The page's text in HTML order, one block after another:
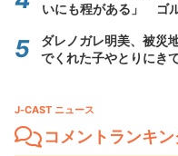
いにも程がある」 ゴ
ダレノガレ明美、被災
でくれた子やとりにき
J-CAST ニュース
コメントランキン